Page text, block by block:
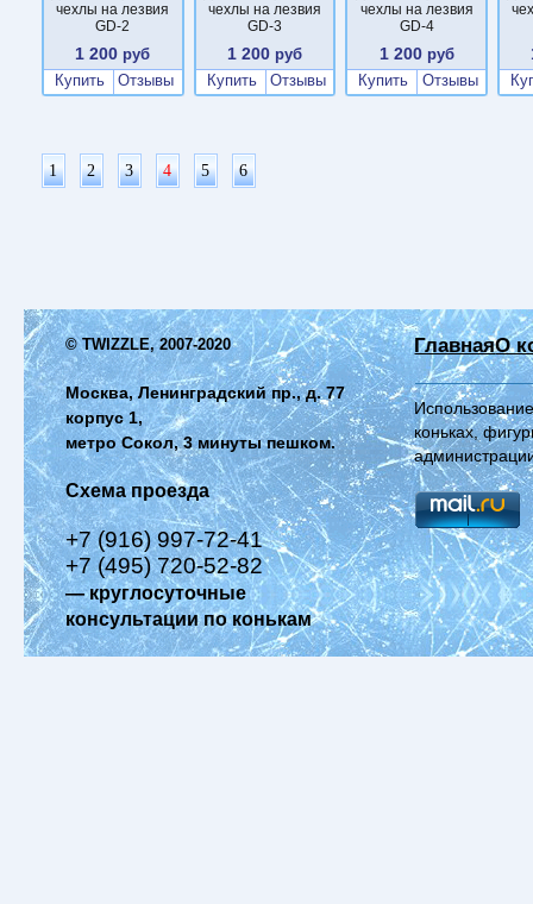
чехлы на лезвия
GD-2
1 200 руб
Купить
Отзывы
чехлы на лезвия
GD-3
1 200 руб
Купить
Отзывы
чехлы на лезвия
GD-4
1 200руб
Купить
Отзывы
1 2 3 4 5 6
© TWIZZLE, 2007-2020
Москва, Ленинградский пр., д. 77
корпус 1,
метро Сокол, 3 минуты пешком.
Схема проезда
+7 (916) 997-72-41
+7 (495) 720-52-82
— круглосуточные
консультации по конькам
ГлавнаяО
коньках,